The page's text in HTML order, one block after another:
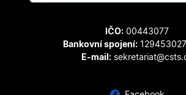
IČO: 00443077
Bankovní spojení:
E-mail: